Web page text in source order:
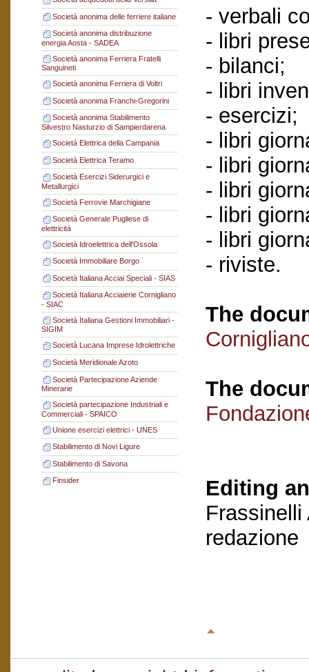
Società anonima delle ferriere italiane
Società anonima distribuzione
energia Aosta - SADEA
Società anonima Ferriera Fratelli
Sanguineti
Società anonima Ferriera di Voltri
Società anonima Franchi-Gregorini
Società anonima Stabilimento
Silvestro Nasturzio di Sampierdarena
Società Elettrica della Campania
Società Elettrica Teramo
Società Esercizi Siderurgici e
Metallurgici
Società Ferrovie Marchigiane
Società Generale Pugliese di
elettricità
Società Idroelettrica dell'Ossola
Società Immobiliare Borgo
Società Italiana Acciai Speciali - SIAS
Società Italiana Acciaierie Cornigliano
- SIAC
Società Italiana Gestioni Immobiliari -
SIGIM
Società Lucana Imprese Idrolettriche
Società Meridionale Azoto
Società Partecipazione Aziende
Minerarie
Società partecipazione Industriali e
Commerciali - SPAICO
Unione esercizi elettrici - UNES
Stabilimento di Novi Ligure
Stabilimento di Savona
Finsider
- verbali
- libri
- bilanci;
- libri
- esercizi;
- libri
- libri
- libri
- libri
- libri
- riviste.
The
The
Editing
Frassinelli
redazione